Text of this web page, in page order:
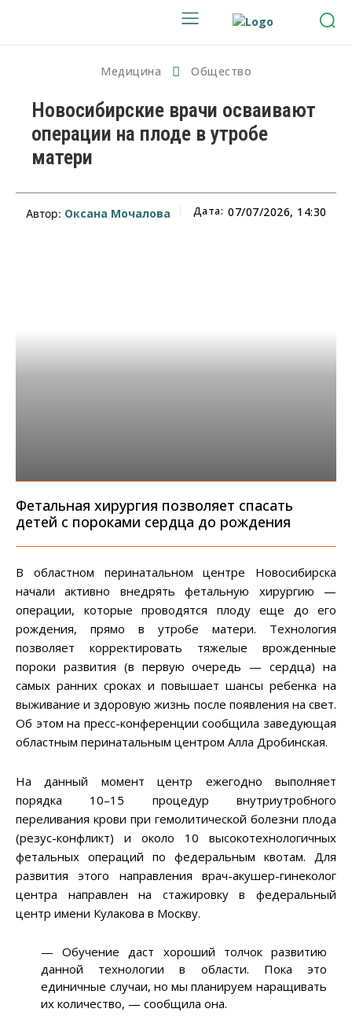
Медицина Общество
Новосибирские врачи осваивают
операции на плоде в утробе
матери
Автор: Оксана Мочалова Дата: 07/07/2026, 14:30
Фетальная хирургия позволяет спасать
детей с пороками сердца до рождения
В областном перинатальном центре Новосибирска
начали активно внедрять фетальную хирургию —
операции, которые проводятся плоду еще до его
рождения, прямо в утробе матери. Технология
позволяет корректировать тяжелые врожденные
пороки развития (в первую очередь — сердца) на
самых ранних сроках и повышает шансы ребенка на
выживание и здоровую жизнь после появления на свет.
Об этом на пресс-конференции сообщила заведующая
областным перинатальным центром Алла Дробинская.
На данный момент центр ежегодно выполняет
порядка 10–15 процедур внутриутробного
переливания крови при гемолитической болезни плода
(резус-конфликт) и около 10 высокотехнологичных
фетальных операций по федеральным квотам. Для
развития этого направления врач-акушер-гинеколог
центра направлен на стажировку в федеральный
центр имени Кулакова в Москву.
— Обучение даст хороший толчок развитию
данной технологии в области. Пока это
единичные случаи, но мы планируем наращивать
их количество, — сообщила она.